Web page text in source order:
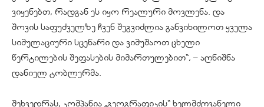
ვიყენებთ, რადგან ეს იყო რეალური მოვლენა. და
შოვის საფუძველზე ჩვენ შეგვიძლია განვიხილოთ ყველა
სიმულაციური სცენარი და ვიმუშაოთ ცხელი
წერტილების შეფასების მიმართულებით“, – აღნიშნა
დანიელ ტობლერმა.
შეხვედრას, კომპანია „გეოგრაფიკის“ ხელმძღვანელი